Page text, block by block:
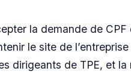
la demande de CPF
le site de
dirigeants de TPE, et